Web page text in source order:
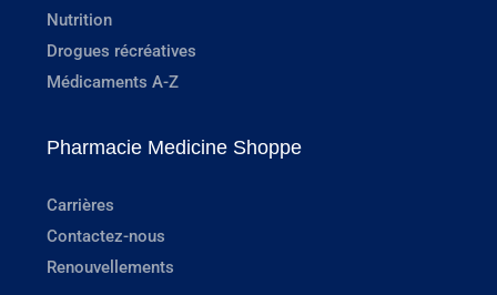
Nutrition
Drogues récréatives
Médicaments A-Z
Pharmacie Medicine Shoppe
Carrières
Contactez-nous
Renouvellements